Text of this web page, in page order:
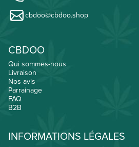
cbdoo@cbdoo.shop
CBDOO
Qui sommes-nous
Livraison
Nos avis
Parrainage
FAQ
B2B
INFORMATIONS LÉGALES